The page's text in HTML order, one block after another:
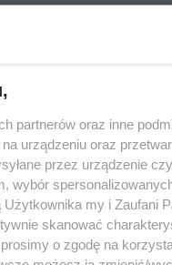
partnerów oraz inne
urządzeniu oraz
przez urządzenie
wybór
Użytkownika my i Zaufani
skanować
o zgodę na